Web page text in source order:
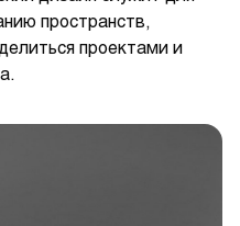
пространств,
проектами и